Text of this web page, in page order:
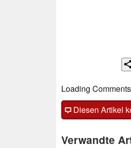
Loading Comments
Diesen Artikel
Verwandte